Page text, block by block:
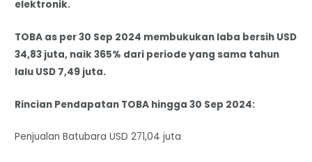
elektronik.
TOBA as per 30 Sep 2024 membukukan laba bersih USD
34,83 juta, naik 365% dari periode yang sama tahun
lalu USD 7,49 juta.
Rincian Pendapatan TOBA hingga 30 Sep 2024:
Penjualan Batubara USD 271,04 juta